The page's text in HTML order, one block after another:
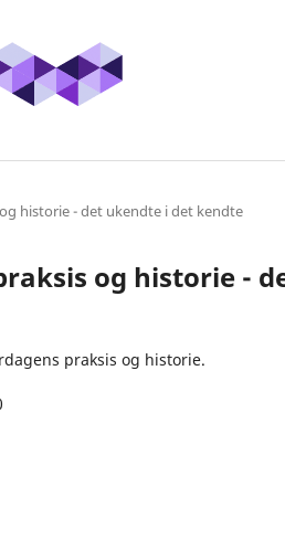
historie - det ukendte i det kendte
og historie -
praksis og historie.